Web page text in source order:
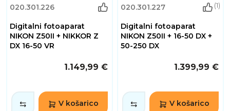
020.301.226
Digitalni fotoaparat
NIKON Z50II + NIKKOR Z
DX 16-50 VR
1.149,99 €
V košarico
020.301.227 (1)
Digitalni fotoaparat
NIKON Z50II + 16-50 DX +
50-250 DX
1.399,99 €
V košarico